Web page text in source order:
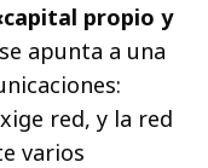
propio y
apunta a una
red, y la red
varios